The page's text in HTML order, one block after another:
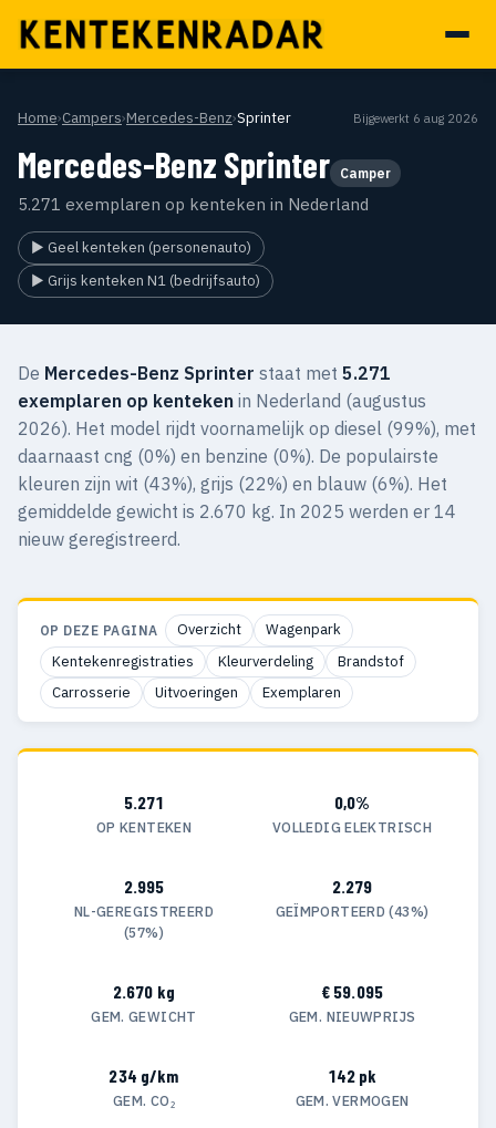
Home›Campers›Mercedes-Benz›Sprinter Bijgewerkt 6 aug 2026
Mercedes-Benz Sprinter Camper
5.271 exemplaren op kenteken in Nederland
▶ Geel kenteken (personenauto)
▶ Grijs kenteken N1 (bedrijfsauto)
De Mercedes-Benz Sprinter staat met 5.271
exemplaren op kenteken in Nederland (augustus
2026). Het model rijdt voornamelijk op diesel (99%), met
daarnaast cng (0%) en benzine (0%). De populairste
kleuren zijn wit (43%), grijs (22%) en blauw (6%). Het
gemiddelde gewicht is 2.670 kg. In 2025 werden er 14
nieuw geregistreerd.
OP DEZE PAGINA Overzicht
Wagenpark
Kentekenregistraties
Kleurverdeling
Brandstof
Carrosserie
Uitvoeringen Exemplaren
5.271
OP KENTEKEN
0,0%
VOLLEDIG ELEKTRISCH
2.995
NL-GEREGISTREERD
(57%)
2.279
GEÏMPORTEERD (43%)
2.670 kg
GEM. GEWICHT
€ 59.095
GEM. NIEUWPRIJS
234 g/km
GEM. CO₂
142 pk
GEM. VERMOGEN